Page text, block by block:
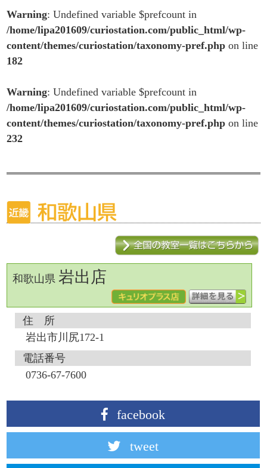
Warning: Undefined variable $prefcount in
/home/lipa201609/curiostation.com/public_html/wp-
content/themes/curiostation/taxonomy-pref.php on line
182
Warning: Undefined variable $prefcount in
/home/lipa201609/curiostation.com/public_html/wp-
content/themes/curiostation/taxonomy-pref.php on line
232
和歌山県岩出店
住 所
岩出市川尻172-1
電話番号
0736-67-7600
facebook
tweet